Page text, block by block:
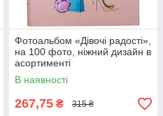
Фотоальбом «Дівочі радості»,
на 100 фото, ніжний дизайн в
асортименті
В наявності
267,75 ₴ 315 ₴